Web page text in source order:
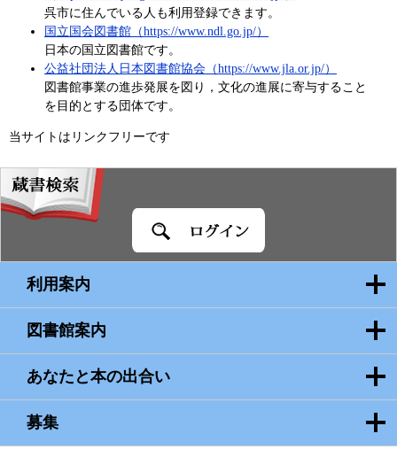
呉市に住んでいる人も利用登録できます。
国立国会図書館（https://www.ndl.go.jp/）
日本の国立図書館です。
公益社団法人日本図書館協会（https://www.jla.or.jp/）
図書館事業の進歩発展を図り，文化の進展に寄与すること
を目的とする団体です。
当サイトはリンクフリーです
蔵
利用案内
図書館案内
あなたと本の出合い
募集